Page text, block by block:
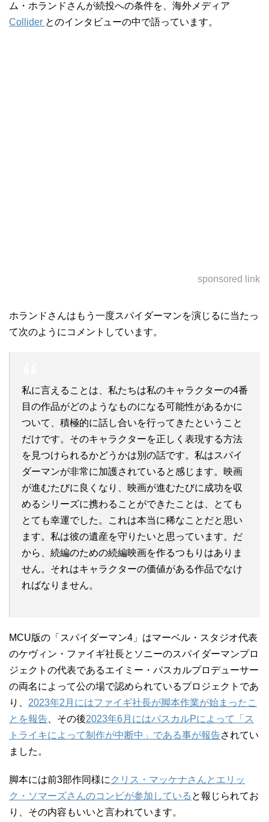
ム・ホランドさんが続投への条件を、海外メディア
Collider とのインタビューの中で語っています。
sponsored link
ホランドさんはもう一度スパイダーマンを演じるに当たっ
て次のようにコメントしています。
私に言えることは、私たちは私のキャラクターの4番
目の作品がどのようなものになる可能性があるかに
ついて、積極的に話し合いを行ってきたということ
だけです。そのキャラクターを正しく表現する方法
を見つけられるかどうかは別の話です。私はスパイ
ダーマンが非常に加護されていると感じます。映画
が進むたびに良くなり、映画が進むたびに成功を収
めるシリーズに携わることができたことは、とても
とても幸運でした。これは本当に稀なことだと思い
ます。私は彼の遺産を守りたいと思っています。だ
から、続編のための続編映画を作るつもりはありま
せん。それはキャラクターの価値がある作品でなけ
ればなりません。
MCU版の「スパイダーマン4」はマーベル・スタジオ代表
のケヴィン・ファイギ社長とソニーのスパイダーマンプロ
ジェクトの代表であるエイミー・パスカルプロデューサー
の両名によって公の場で認められているプロジェクトであ
り、 2023年2月にはファイギ社長が脚本作業が始まったこ
とを報告 、その後2023年6月にはパスカルPによって「ス
トライキによって制作が中断中」である事が報告されてい
ました。
脚本には前3部作同様に クリス・マッケナさんとエリッ
ク・ソマーズさんのコンビが参加している と報じられてお
り、その内容もいいと言われています。